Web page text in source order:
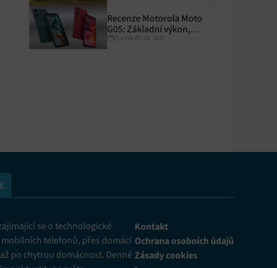
Recenze Motorola Moto
G05: Základní výkon,
skvělá výdrž
Čtvrtek 07. 08. 2025
se o technologické
telefonů, přes domácí
po chytrou domácnost. Denně
Kontakt
Ochrana osobních údajů
Zásady cookies